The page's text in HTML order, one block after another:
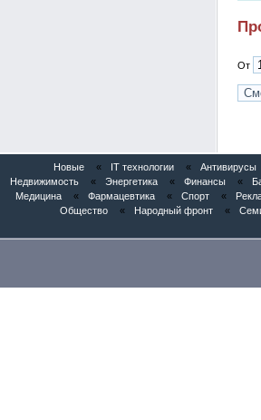
От
Новые « IT технологии « Антивирусы
Недвижимость
« Энергетика « Финансы «
Медицина
« Фармацевтика « Спорт «
Общество
« Народный фронт «